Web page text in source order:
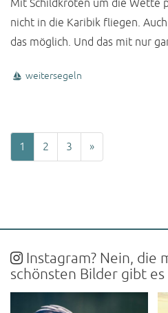
Mit Schildkröten um die Wette
nicht in die Karibik fliegen.
das möglich. Und das mit nur
weitersegeln
1 2 3 »
Instagram? Nein, die
schönsten Bilder gibt es